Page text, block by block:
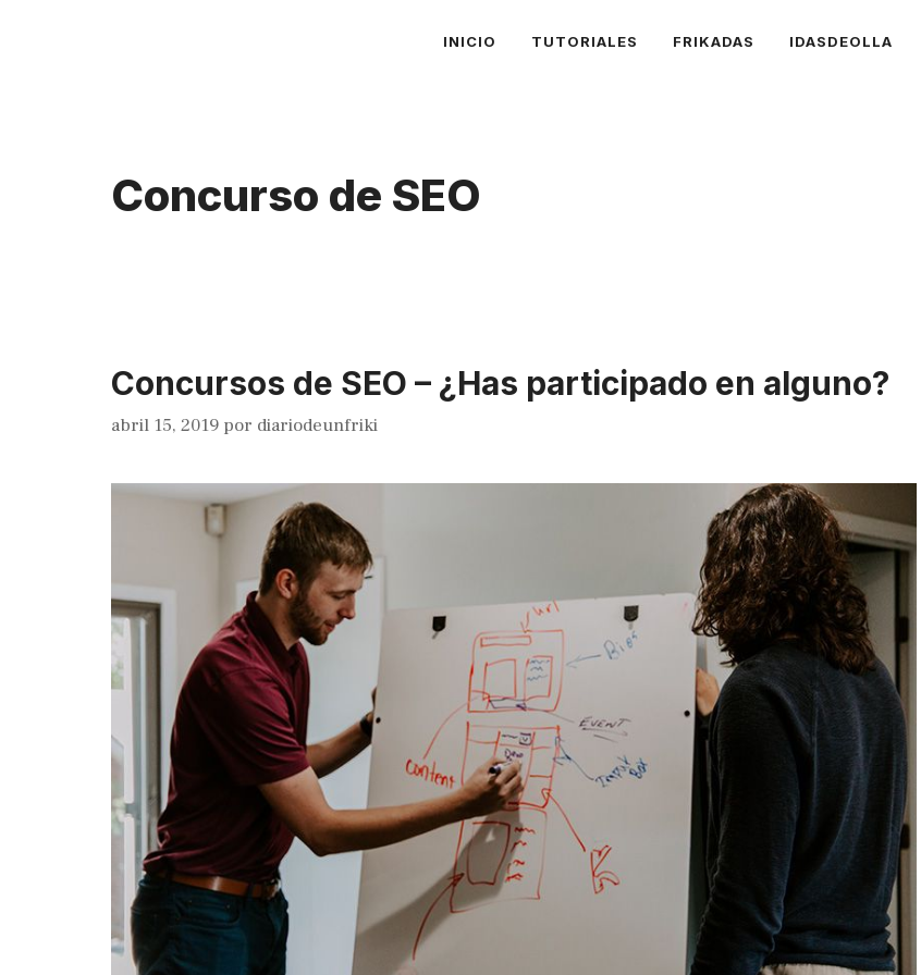
INICIO TUTORIALES FRIKADAS IDASDEOLLA
Concurso de SEO
Concursos de SEO – ¿Has participado en alguno?
abril 15, 2019 por diariodeunfriki